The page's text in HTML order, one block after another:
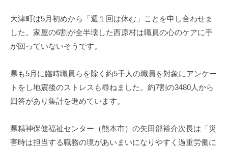
大津町は5月初めから「週１回は休む」ことを申し合わせま
した。家屋の6割が全半壊した西原村は職員の心のケアに手
が回っていないそうです。
県も5月に臨時職員らを除く約5千人の職員を対象にアンケー
トをし地震後のストレスも尋ねました。約7割の3480人から
回答があり集計を進めています。
県精神保健福祉センター（熊本市）の矢田部裕介次長は「災
害時は担当する職務の境があいまいになりやすく過重労働に